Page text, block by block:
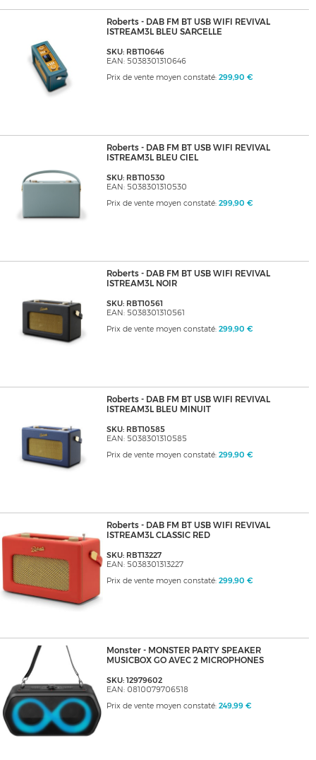
Roberts - DAB FM BT USB WIFI REVIVAL
ISTREAM3L BLEU SARCELLE
SKU: RBT10646
EAN: 5038301310646
Prix de vente moyen constaté: 299,90 €
Roberts - DAB FM BT USB WIFI REVIVAL
ISTREAM3L BLEU CIEL
SKU: RBT10530
EAN: 5038301310530
Prix de vente moyen constaté: 299,90 €
Roberts - DAB FM BT USB WIFI REVIVAL
ISTREAM3L NOIR
SKU: RBT10561
EAN: 5038301310561
Prix de vente moyen constaté: 299,90 €
Roberts - DAB FM BT USB WIFI REVIVAL
ISTREAM3L BLEU MINUIT
SKU: RBT10585
EAN: 5038301310585
Prix de vente moyen constaté: 299,90 €
Roberts - DAB FM BT USB WIFI REVIVAL
ISTREAM3L CLASSIC RED
SKU: RBT13227
EAN: 5038301313227
Prix de vente moyen constaté: 299,90 €
Monster - MONSTER PARTY SPEAKER
MUSICBOX GO AVEC 2 MICROPHONES
SKU: 12979602
EAN: 0810079706518
Prix de vente moyen constaté: 249,99 €